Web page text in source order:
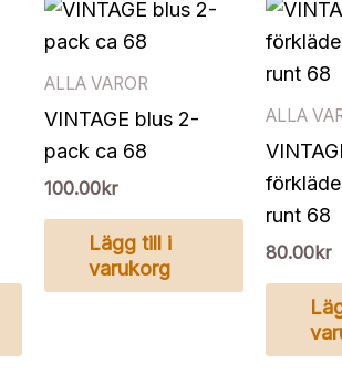
ALLA VAROR
VINTAGE blus 2-
pack ca 68
100.00kr
Lägg till i
varukorg
ALLA
runt 68
80.00kr